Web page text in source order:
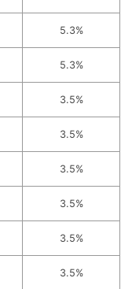
5.3%
5.3%
3.5%
3.5%
3.5%
3.5%
3.5%
3.5%